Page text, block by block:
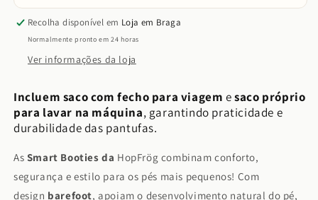
Recolha disponível em Loja em Braga
Normalmente pronto em 24 horas
Ver informações da loja
Incluem saco com fecho para viagem esaco próprio
para lavar na máquina, garantindo praticidade e
durabilidade das pantufas.
As Smart Booties da HopFrög combinam conforto,
segurança e estilo para os pés mais pequenos! Com
design barefoot, apoiam o desenvolvimento natural do pé,